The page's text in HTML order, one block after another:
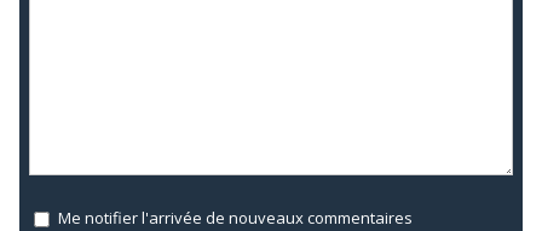
Me notifier l'arrivée de nouveaux commentaires